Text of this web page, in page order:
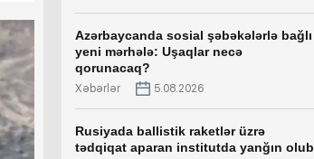
Azərbaycanda sosial şəbəkələrlə bağlı
yeni mərhələ: Uşaqlar necə
qorunacaq?
Xəbərlər 5.08.2026
Rusiyada ballistik raketlər üzrə
tədqiqat aparan institutda yanğın olub